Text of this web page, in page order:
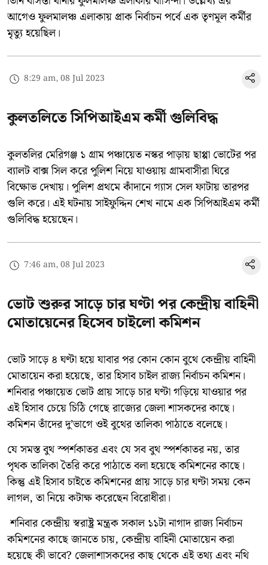
আগেও ফুলমালঞ্চ এলাকায় প্রাক নির্বাচন পর্বে এক তৃণমূল কর্মীর
মৃত্যু হয়েছিল।
8:29 am, 08 Jul 2023
কুলতলিতে সিপিআইএম কর্মী গুলিবিদ্ধ
কুলতলির মেরিগঞ্জ ১ গ্রাম পঞ্চায়েত নস্কর পাড়ায় ছাপ্পা ভোটের পর
ব্যালট বাক্স সিল করে পুলিশ নিয়ে যাওয়ায় গ্রামবাসীরা ঘিরে
বিক্ষোভ দেখায়। পুলিশ প্রথমে কাঁদানে গ্যাস সেল ফাটায় তারপর
গুলি করে। এই ঘটনায় সাইফুদ্দিন শেখ নামে এক সিপিআইএম কর্মী
গুলিবিদ্ধ হয়েছেন।
7:46 am, 08 Jul 2023
ভোট শুরুর সাড়ে চার ঘণ্টা পর কেন্দ্রীয় বাহিনী
মোতায়েনের হিসেব চাইলো কমিশন
ভোট সাড়ে ৪ ঘণ্টা হয়ে যাবার পর কোন কোন বুথে কেন্দ্রীয় বাহিনী
মোতায়েন করা হয়েছে, তার হিসাব চাইল রাজ্য নির্বাচন কমিশন।
শনিবার পঞ্চায়েত ভোট প্রায় সাড়ে চার ঘণ্টা গড়িয়ে যাওয়ার পর
এই হিসাব চেয়ে চিঠি গেছে রাজ্যের জেলা শাসকদের কাছে।
কমিশন তাঁদের দু’ভাগে ওই বুথের তালিকা পাঠাতে বলেছে।
যে সমস্ত বুথ স্পর্শকাতর এবং যে সব বুথ স্পর্শকাতর নয়, তার
পৃথক তালিকা তৈরি করে পাঠাতে বলা হয়েছে কমিশনের কাছে।
কিন্তু এই হিসাব চাইতে কমিশনের প্রায় সাড়ে চার ঘণ্টা সময় কেন
লাগল, তা নিয়ে কটাক্ষ করেছেন বিরোধীরা।
শনিবার কেন্দ্রীয় স্বরাষ্ট্র মন্ত্রক সকাল ১১টা নাগাদ রাজ্য নির্বাচন
কমিশনের কাছে জানতে চায়, কেন্দ্রীয় বাহিনী মোতায়েন করা
হয়েছে কী ভাবে? জেলাশাসকদের কাছ থেকে এই তথ্য এবং নথি